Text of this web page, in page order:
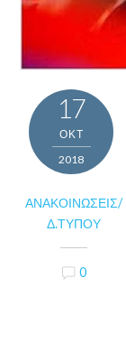
17
ΟΚΤ
2018
ΑΝΑΚΟΙΝΏΣΕΙΣ/
Δ.ΤΎΠΟΥ
0